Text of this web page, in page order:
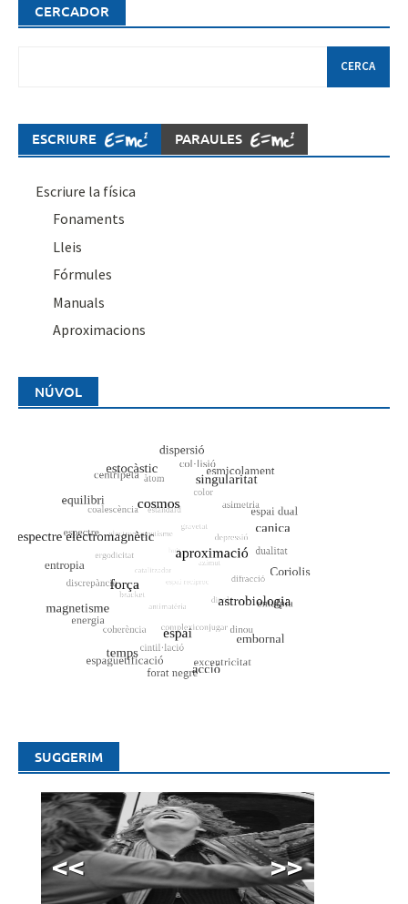
CERCADOR
ESCRIURE PARAULES
Escriure la física
Fonaments
Lleis
Fórmules
Manuals
Aproximacions
NÚVOL
SUGGERIM
<< >>